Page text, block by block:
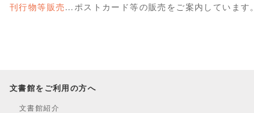
刊行物等販売…ポストカード等の販売をご案内しています。
文書館をご利用の方へ
文書館紹介